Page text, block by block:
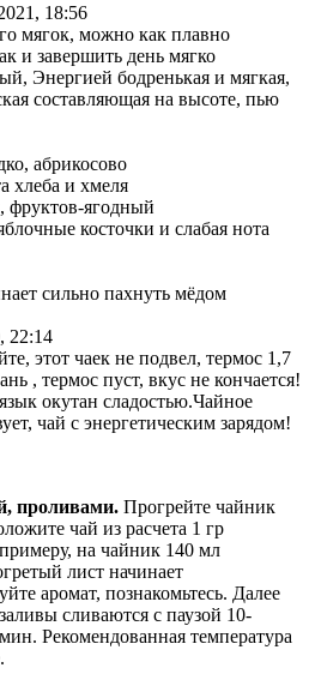
18:56
мягок, можно как плавно
и завершить день мягко
Энергией бодренькая и мягкая,
составляющая на высоте, пью
абрикосово
хлеба и хмеля
фруктов-ягодный
косточки и слабая нота
сильно пахнуть мёдом
22:14
этот чаек не подвел, термос 1,7
, термос пуст, вкус не кончается!
окутан сладостью.Чайное
чай с энергетическим зарядом!
проливами. Прогрейте чайник
чай из расчета 1 гр
на чайник 140 мл
лист начинает
аромат, познакомьтесь. Далее
сливаются с паузой 10-
Рекомендованная температура